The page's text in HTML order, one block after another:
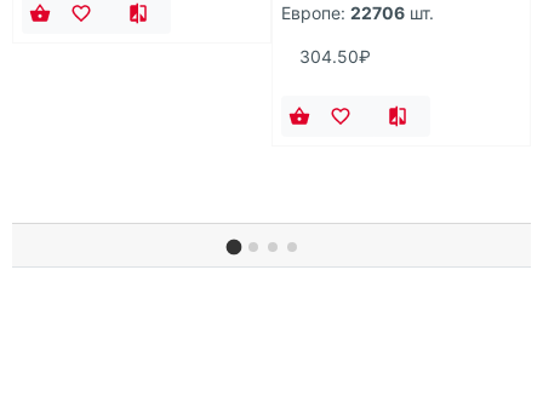
Европе: 22706 шт.
304.50₽